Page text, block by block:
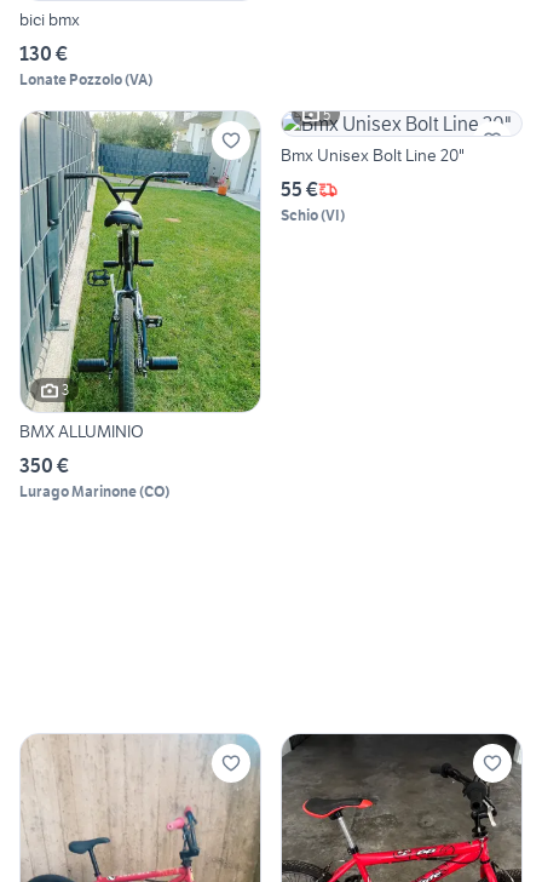
bici bmx
130 €
Lonate Pozzolo(VA)
3
BMX ALLUMINIO
350 €
Lurago Marinone(CO)
5
Bmx Unisex Bolt Line 20"
55 €
Schio(VI)